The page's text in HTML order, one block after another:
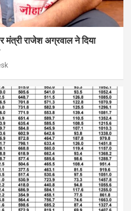
मंत्री राजेश अग्रवाल ने दिया